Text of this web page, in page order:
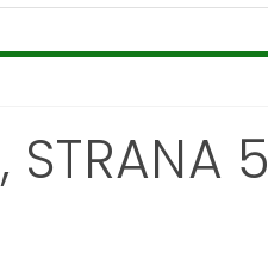
, STRANA 5